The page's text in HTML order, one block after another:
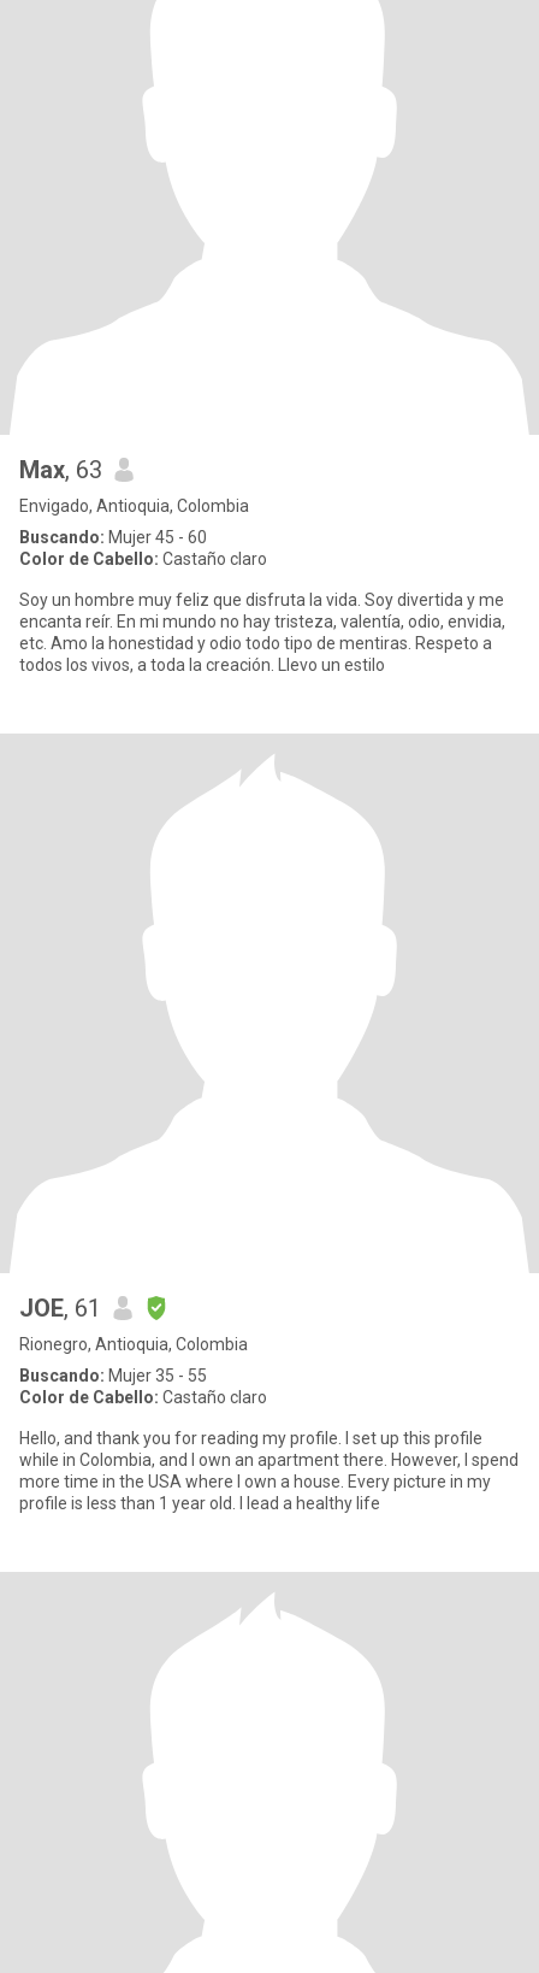
Max, 63
Envigado, Antioquia, Colombia
Buscando: Mujer 45 - 60
Color de Cabello: Castaño claro
Soy un hombre muy feliz que disfruta la vida. Soy divertida y me
encanta reír. En mi mundo no hay tristeza, valentía, odio, envidia,
etc. Amo la honestidad y odio todo tipo de mentiras. Respeto a
todos los vivos, a toda la creación. Llevo un estilo
JOE, 61
Rionegro, Antioquia, Colombia
Buscando: Mujer 35 - 55
Color de Cabello: Castaño claro
Hello, and thank you for reading my profile. I set up this profile
while in Colombia, and I own an apartment there. However, I spend
more time in the USA where I own a house. Every picture in my
profile is less than 1 year old. I lead a healthy life